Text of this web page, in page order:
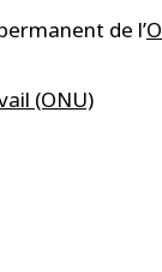
de l’
(ONU)